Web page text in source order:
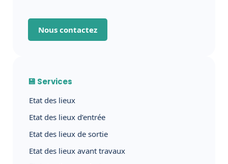
Nous contactez
💾 Services
Etat des lieux
Etat des lieux d’entrée
Etat des lieux de sortie
Etat des lieux avant travaux